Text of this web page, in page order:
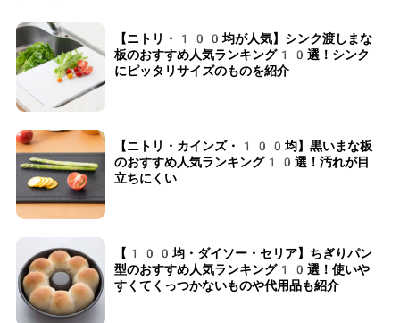
【ニトリ・100均が人気】シンク渡しまな
板のおすすめ人気ランキング10選！シンク
にピッタリサイズのものを紹介
【ニトリ・カインズ・100均】黒いまな板
のおすすめ人気ランキング10選！汚れが目
立ちにくい
【100均・ダイソー・セリア】ちぎりパン
型のおすすめ人気ランキング10選！使いや
すくてくっつかないものや代用品も紹介